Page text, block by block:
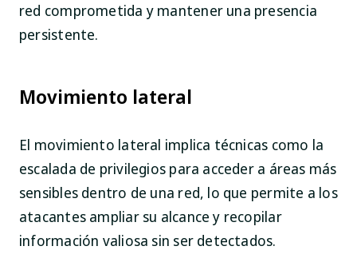
red comprometida y mantener una presencia
persistente.
Movimiento lateral
El movimiento lateral implica técnicas como la
escalada de privilegios para acceder a áreas más
sensibles dentro de una red, lo que permite a los
atacantes ampliar su alcance y recopilar
información valiosa sin ser detectados.